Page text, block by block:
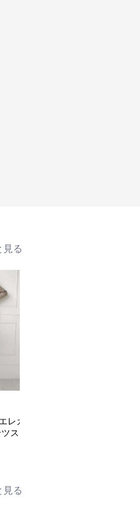
見る
レガ
ス
見る